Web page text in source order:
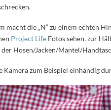
macht die „N“ zu einem echten
Project Life Fotos sehen, zur
Hosen/Jacken/Mantel/
Kamera zum Beispiel einhändig